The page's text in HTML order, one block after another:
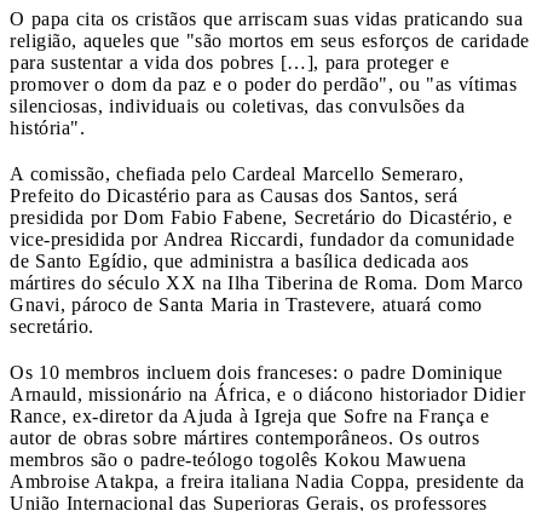
O papa cita os cristãos que arriscam suas vidas praticando sua
religião, aqueles que "são mortos em seus esforços de caridade
para sustentar a vida dos pobres […], para proteger e
promover o dom da paz e o poder do perdão", ou "as vítimas
silenciosas, individuais ou coletivas, das convulsões da
história".
A comissão, chefiada pelo Cardeal Marcello Semeraro,
Prefeito do Dicastério para as Causas dos Santos, será
presidida por Dom Fabio Fabene, Secretário do Dicastério, e
vice-presidida por Andrea Riccardi, fundador da comunidade
de Santo Egídio, que administra a basílica dedicada aos
mártires do século XX na Ilha Tiberina de Roma. Dom Marco
Gnavi, pároco de Santa Maria in Trastevere, atuará como
secretário.
Os 10 membros incluem dois franceses: o padre Dominique
Arnauld, missionário na África, e o diácono historiador Didier
Rance, ex-diretor da Ajuda à Igreja que Sofre na França e
autor de obras sobre mártires contemporâneos. Os outros
membros são o padre-teólogo togolês Kokou Mawuena
Ambroise Atakpa, a freira italiana Nadia Coppa, presidente da
União Internacional das Superioras Gerais, os professores